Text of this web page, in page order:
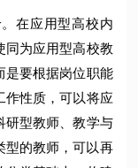
在应用型高校内
同为应用型高校教
是要根据岗位职能
作性质，可以将应
研型教师、教学与
型的教师，可以再